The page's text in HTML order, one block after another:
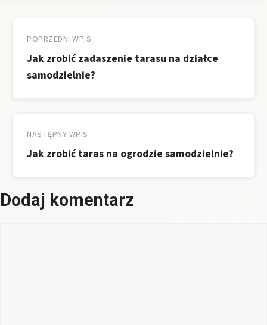
wpisu
POPRZEDNI WPIS
Jak zrobić zadaszenie tarasu na działce
samodzielnie?
NASTĘPNY WPIS
Jak zrobić taras na ogrodzie samodzielnie?
Dodaj komentarz